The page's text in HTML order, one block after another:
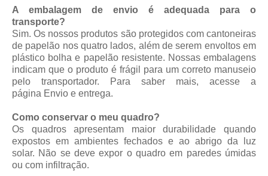
A embalagem de envio é adequada para o
transporte?
Sim. Os nossos produtos são protegidos com cantoneiras
de papelão nos quatro lados, além de serem envoltos em
plástico bolha e papelão resistente. Nossas embalagens
indicam que o produto é frágil para um correto manuseio
pelo transportador. Para saber mais, acesse a
página Envio e entrega.
Como conservar o meu quadro?
Os quadros apresentam maior durabilidade quando
expostos em ambientes fechados e ao abrigo da luz
solar. Não se deve expor o quadro em paredes úmidas
ou com infiltração.